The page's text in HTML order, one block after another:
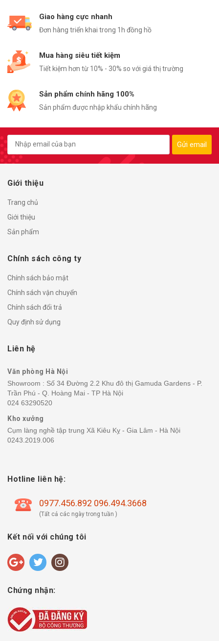
Giao hàng cực nhanh
Đơn hàng triển khai trong 1h đồng hồ
Mua hàng siêu tiết kiệm
Tiết kiệm hơn từ 10% - 30% so với giá thị trường
Sản phẩm chính hãng 100%
Sản phẩm được nhập khẩu chính hãng
Gửi email
Giới thiệu
Trang chủ
Giới thiệu
Sản phẩm
Chính sách công ty
Chính sách bảo mật
Chính sách vận chuyển
Chính sách đổi trả
Quy định sử dụng
Liên hệ
Văn phòng Hà Nội
Showroom : Số 34 Đường 2.2 Khu đô thị Gamuda Gardens - P.
Trần Phú - Q. Hoàng Mai - TP Hà Nội
024 63290520
Kho xưởng
Cụm làng nghề tập trung Xã Kiêu Kỵ - Gia Lâm - Hà Nội
0243.2019.006
Hotline liên hệ:
0977.456.892 096.494.3668
(Tất cả các ngày trong tuần )
Kết nối với chúng tôi
Chứng nhận: